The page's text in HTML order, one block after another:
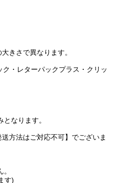
きさで異なります。
ク・レターパックプラス・クリッ
なります。
方法はご対応不可】でございま
す)